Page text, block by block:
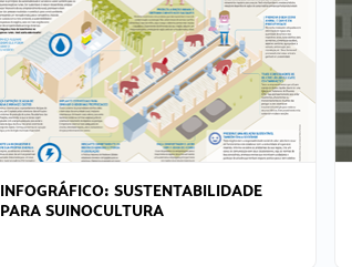
INFOGRÁFICO: SUSTENTABILIDADE
PARA SUINOCULTURA